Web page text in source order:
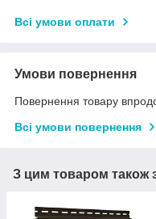
Всі умови оплати
Умови повернення
Повернення товару
Всі умови повернення
З цим товаром також